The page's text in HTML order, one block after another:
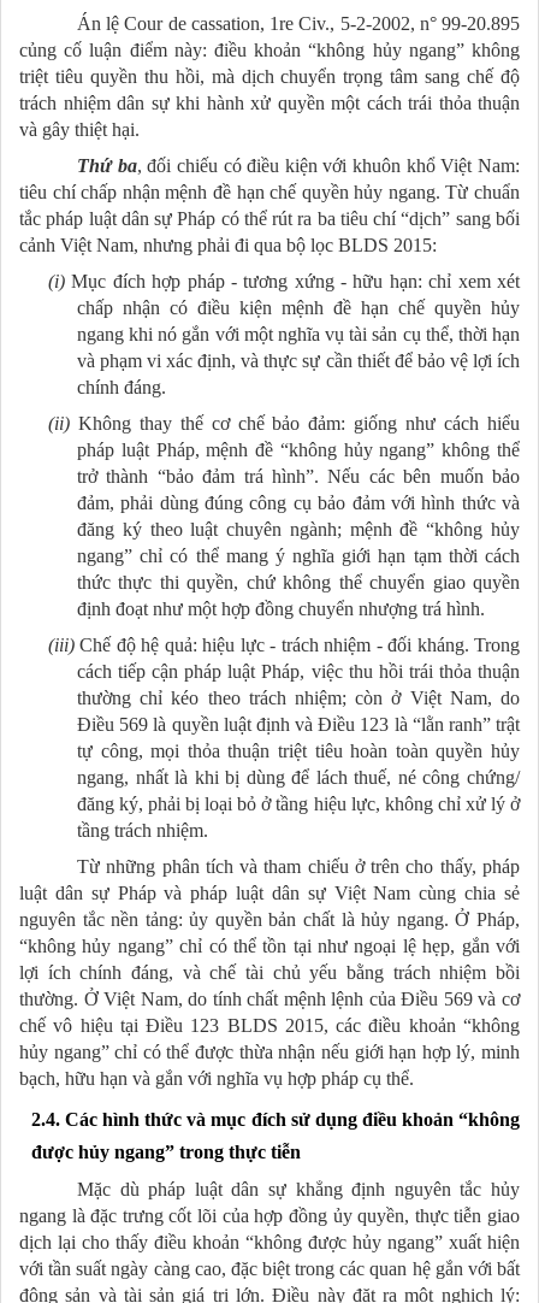
Án lệ Cour de cassation, 1re Civ., 5-2-2002, n° 99-20.895
củng cố luận điểm này: điều khoản “không hủy ngang” không
triệt tiêu quyền thu hồi, mà dịch chuyển trọng tâm sang chế độ
trách nhiệm dân sự khi hành xử quyền một cách trái thỏa thuận
và gây thiệt hại.
Thứ ba, đối chiếu có điều kiện với khuôn khổ Việt Nam:
tiêu chí chấp nhận mệnh đề hạn chế quyền hủy ngang. Từ chuẩn
tắc pháp luật dân sự Pháp có thể rút ra ba tiêu chí “dịch” sang bối
cảnh Việt Nam, nhưng phải đi qua bộ lọc BLDS 2015:
(i) Mục đích hợp pháp - tương xứng - hữu hạn: chỉ xem xét
chấp nhận có điều kiện mệnh đề hạn chế quyền hủy
ngang khi nó gắn với một nghĩa vụ tài sản cụ thể, thời hạn
và phạm vi xác định, và thực sự cần thiết để bảo vệ lợi ích
chính đáng.
(ii) Không thay thế cơ chế bảo đảm: giống như cách hiểu
pháp luật Pháp, mệnh đề “không hủy ngang” không thể
trở thành “bảo đảm trá hình”. Nếu các bên muốn bảo
đảm, phải dùng đúng công cụ bảo đảm với hình thức và
đăng ký theo luật chuyên ngành; mệnh đề “không hủy
ngang” chỉ có thể mang ý nghĩa giới hạn tạm thời cách
thức thực thi quyền, chứ không thể chuyển giao quyền
định đoạt như một hợp đồng chuyển nhượng trá hình.
(iii) Chế độ hệ quả: hiệu lực - trách nhiệm - đối kháng. Trong
cách tiếp cận pháp luật Pháp, việc thu hồi trái thỏa thuận
thường chỉ kéo theo trách nhiệm; còn ở Việt Nam, do
Điều 569 là quyền luật định và Điều 123 là “lằn ranh” trật
tự công, mọi thỏa thuận triệt tiêu hoàn toàn quyền hủy
ngang, nhất là khi bị dùng để lách thuế, né công chứng/
đăng ký, phải bị loại bỏ ở tầng hiệu lực, không chỉ xử lý ở
tầng trách nhiệm.
Từ những phân tích và tham chiếu ở trên cho thấy, pháp
luật dân sự Pháp và pháp luật dân sự Việt Nam cùng chia sẻ
nguyên tắc nền tảng: ủy quyền bản chất là hủy ngang. Ở Pháp,
“không hủy ngang” chỉ có thể tồn tại như ngoại lệ hẹp, gắn với
lợi ích chính đáng, và chế tài chủ yếu bằng trách nhiệm bồi
thường. Ở Việt Nam, do tính chất mệnh lệnh của Điều 569 và cơ
chế vô hiệu tại Điều 123 BLDS 2015, các điều khoản “không
hủy ngang” chỉ có thể được thừa nhận nếu giới hạn hợp lý, minh
bạch, hữu hạn và gắn với nghĩa vụ hợp pháp cụ thể.
2.4. Các hình thức và mục đích sử dụng điều khoản “không
được hủy ngang” trong thực tiễn
Mặc dù pháp luật dân sự khẳng định nguyên tắc hủy
ngang là đặc trưng cốt lõi của hợp đồng ủy quyền, thực tiễn giao
dịch lại cho thấy điều khoản “không được hủy ngang” xuất hiện
với tần suất ngày càng cao, đặc biệt trong các quan hệ gắn với bất
động sản và tài sản giá trị lớn. Điều này đặt ra một nghịch lý: